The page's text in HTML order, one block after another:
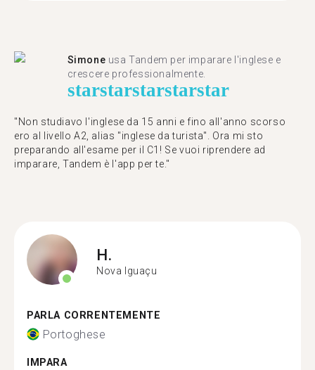
Simone usa Tandem per imparare l'inglese e
crescere professionalmente.
starstarstarstarstar
"Non studiavo l'inglese da 15 anni e fino all'anno scorso
ero al livello A2, alias "inglese da turista". Ora mi sto
preparando all'esame per il C1! Se vuoi riprendere ad
imparare, Tandem è l'app per te."
H.
Nova Iguaçu
PARLA CORRENTEMENTE
Portoghese
IMPARA